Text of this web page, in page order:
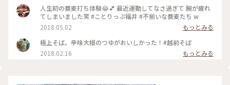
人生初の蕎麦打ち体験😂💕 最近運動してなさ過ぎて 腕が疲れ
てしまいました笑 #ことりっぷ福井 #不揃いな蕎麦たち w
2018.05.02
もっとみる
極上そば。辛味大根のつゆがおいしかった！#越前そば
2018.02.16
もっとみる